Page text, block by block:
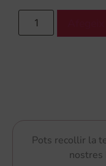
Pots recollir la
nostres